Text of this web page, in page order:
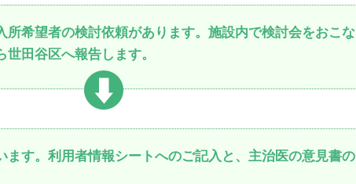
所希望者の検討依頼があります。施設内で検討会をおこな
田谷区へ報告します。
ます。利用者情報シートへのご記入と、主治医の意見書の